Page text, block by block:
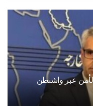
عبر واشنطن